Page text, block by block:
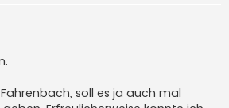
soll es ja auch mal